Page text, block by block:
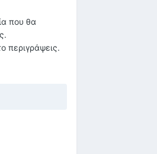
που θα
περιγράψεις.